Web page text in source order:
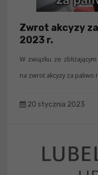
Zwrot akcyzy
2023 r.
W związku ze
na zwrot akcyzy za paliwo
20 stycznia 2023